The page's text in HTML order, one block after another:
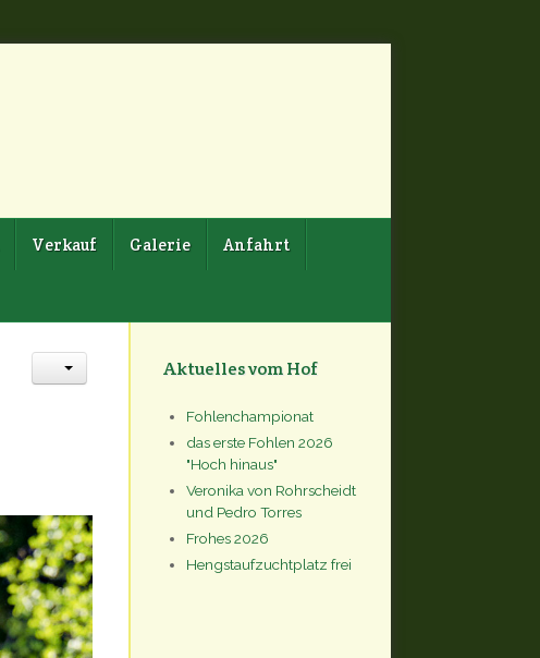
Verkauf Galerie Anfahrt
Aktuelles vom Hof
Fohlenchampionat
das erste Fohlen 2026
"Hoch hinaus"
Veronika von Rohrscheidt
und Pedro Torres
Frohes 2026
Hengstaufzuchtplatz frei